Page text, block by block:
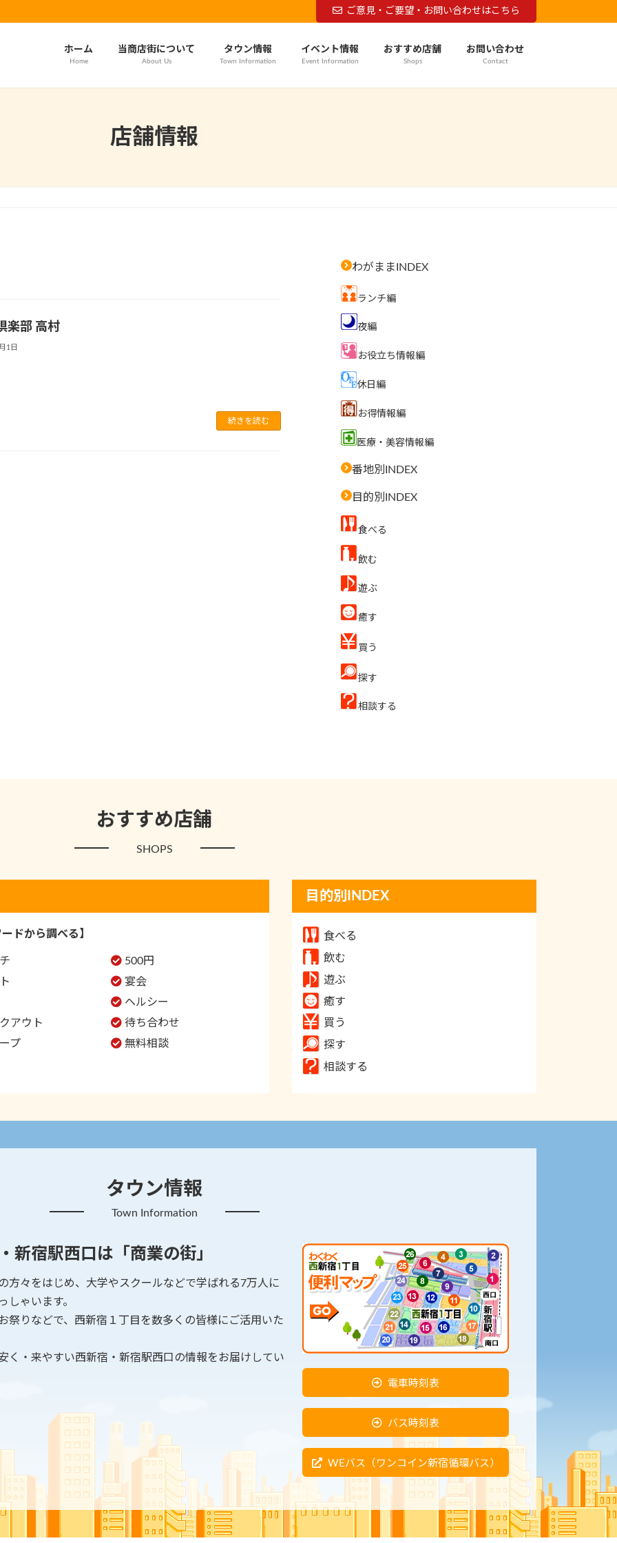
ご意見・ご要望・お問い合わせはこちら
ホーム
Home
当商店街について
About Us
タウン情報
Town Information
イベント情報
Event Information
おすすめ店舗
Shops
お問い合わせ
Contact
店舗情報
楽部 高村
1日
続きを読む
わがままINDEX
ランチ編
夜編
お役立ち情報編
休日編
お得情報編
医療・美容情報編
番地別INDEX
目的別INDEX
食べる
飲む
遊ぶ
癒す
買う
探す
相談する
おすすめ店舗
SHOPS
ードから調べる】
500円
宴会
ヘルシー
アウト
待ち合わせ
プ
無料相談
目的別INDEX
食べる
飲む
遊ぶ
癒す
買う
探す
相談する
タウン情報
Town Information
新宿駅西口は「商業の街」
方々をはじめ、大学やスクールなどで学ばれる7万人に
しゃいます。
祭りなどで、西新宿１丁目を数多くの皆様にご活用いた
く・来やすい西新宿・新宿駅西口の情報をお届けしてい
電車時刻表
バス時刻表
WEバス（ワンコイン新宿循環バス）